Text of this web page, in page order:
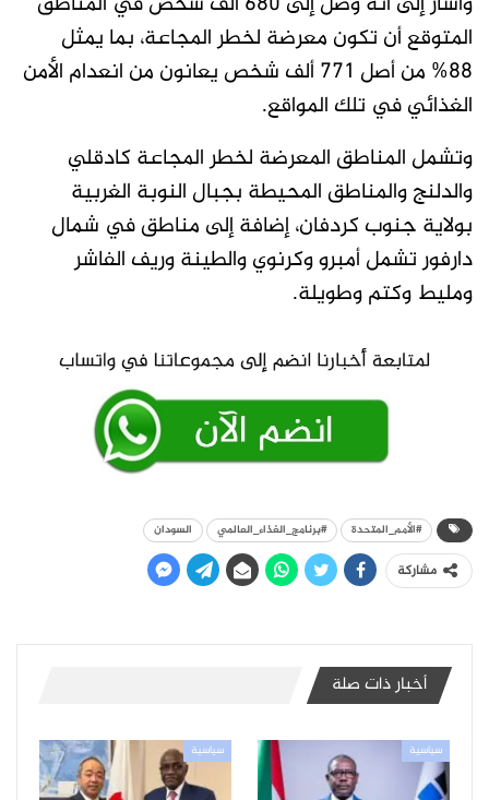
المتوقع أن تكون معرضة لخطر المجاعة، بما يمثل
88% من أصل 771 ألف شخص يعانون من انعدام الأمن
الغذائي في تلك المواقع.
وتشمل المناطق المعرضة لخطر المجاعة كادقلي
والدلنج والمناطق المحيطة بجبال النوبة الغربية
بولاية جنوب كردفان، إضافة إلى مناطق في شمال
دارفور تشمل أمبرو وكرنوي والطينة وريف الفاشر
ومليط وكتم وطويلة.
#الأمم_المتحدة #برنامج_الغذاء_العالمي السودان
مشاركة
أخبار ذات صلة
سياسية سياسية